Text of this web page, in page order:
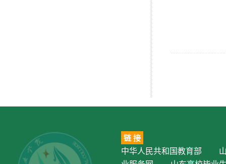
链 接
中华人民共和国教育部